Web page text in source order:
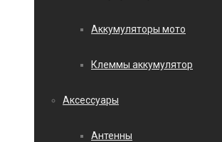
Аккумуляторы мото
Клеммы аккумулятор
Аксессуары
Антенны